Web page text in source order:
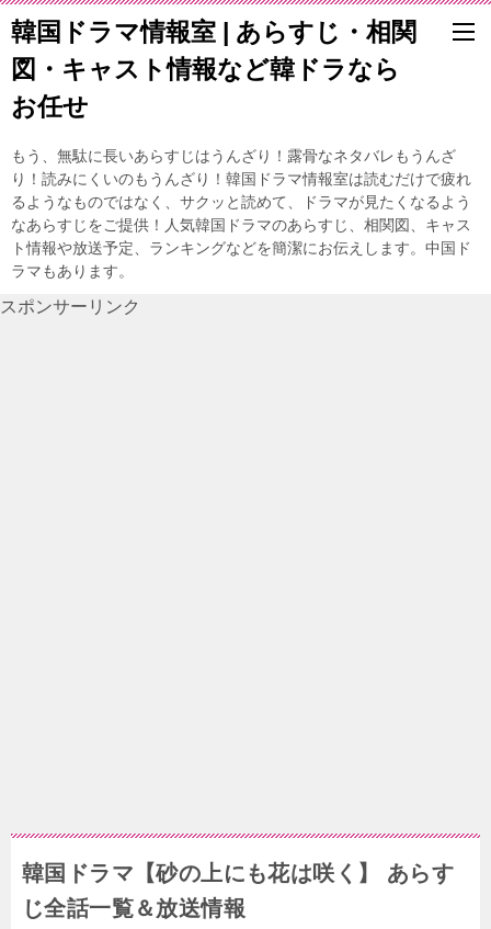
韓国ドラマ情報室 | あらすじ・相関
図・キャスト情報など韓ドラなら
お任せ
もう、無駄に長いあらすじはうんざり！露骨なネタバレもうんざ
り！読みにくいのもうんざり！韓国ドラマ情報室は読むだけで疲れ
るようなものではなく、サクッと読めて、ドラマが見たくなるよう
なあらすじをご提供！人気韓国ドラマのあらすじ、相関図、キャス
ト情報や放送予定、ランキングなどを簡潔にお伝えします。中国ド
ラマもあります。
スポンサーリンク
韓国ドラマ【砂の上にも花は咲く】 あらす
じ全話一覧＆放送情報